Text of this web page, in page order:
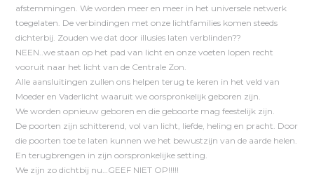
afstemmingen. We worden meer en meer in het universele netwerk
toegelaten. De verbindingen met onze lichtfamilies komen steeds
dichterbij. Zouden we dat door illusies laten verblinden??
NEEN..we staan op het pad van licht en onze voeten lopen recht
vooruit naar het licht van de Centrale Zon.
Alle aansluitingen zullen ons helpen terug te keren in het veld van
Moeder en Vaderlicht waaruit we oorspronkelijk geboren zijn.
We worden opnieuw geboren en die geboorte mag feestelijk zijn.
De poorten zijn schitterend, vol van licht, liefde, heling en pracht. Door
die poorten toe te laten kunnen we het bewustzijn van de aarde helen.
En terugbrengen in zijn oorspronkelijke setting.
We zijn zo dichtbij nu…GEEF NIET OP!!!!!